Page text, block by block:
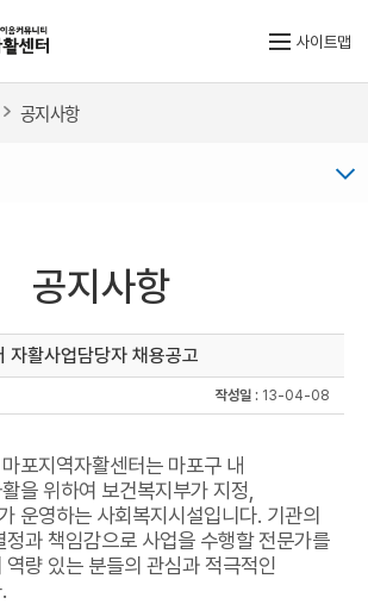
사이트맵
공지사항
공지사항
자활사업담당자 채용공고
작성일 : 13-04-08
포지역자활센터는 마포구 내
을 위하여 보건복지부가 지정,
운영하는 사회복지시설입니다. 기관의
정과 책임감으로 사업을 수행할 전문가를
량 있는 분들의 관심과 적극적인